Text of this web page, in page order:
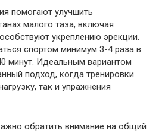
помогают улучшить
малого таза, включая
укреплению эрекции.
спортом минимум 3-4 раза в
минут. Идеальным вариантом
подход, когда тренировки
так и упражнения
обратить внимание на общий